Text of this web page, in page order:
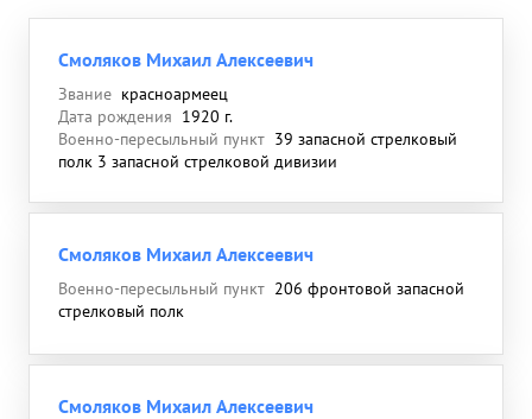
Смоляков Михаил Алексеевич
Звание красноармеец
Дата рождения 1920 г.
Военно-пересыльный пункт 39 запасной стрелковый
полк 3 запасной стрелковой дивизии
Смоляков Михаил Алексеевич
Военно-пересыльный пункт 206 фронтовой запасной
стрелковый полк
Смоляков Михаил Алексеевич